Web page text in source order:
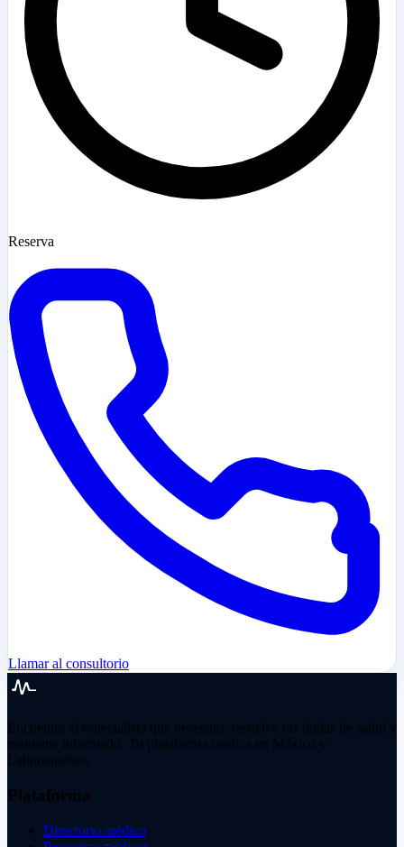
Reserva
Llamar al consultorio
Encuentra al especialista que necesitas, resuelve tus dudas de salud y
mantente informado. Tu plataforma médica en México y
Latinoamérica.
Plataforma
Directorio médico